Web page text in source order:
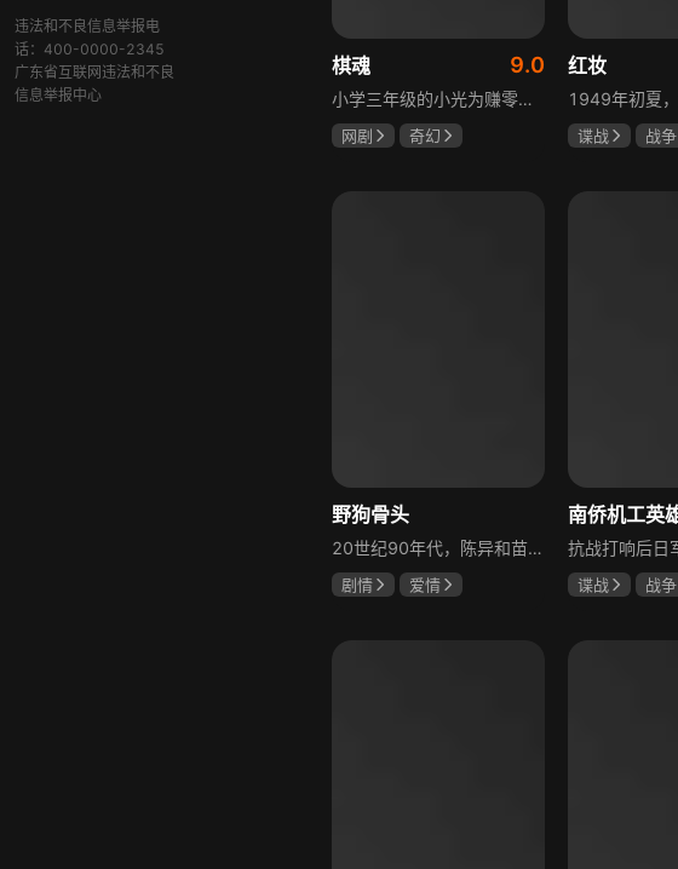
违法和不良信息举报电
话：400-0000-2345
广东省互联网违法和不良
信息举报中心
棋魂 9.0
小学三年级的小光为赚零用钱到爷爷家寻宝，偶然翻出旧棋盘，接触棋盘的一瞬间，附身棋盘中的棋士褚嬴的灵魂进入了小光体内。后来小光在学校围棋会所结识少年天才小亮，为测试褚嬴实力，小光贸然与小亮对弈并小胜，他误以为褚嬴棋力平平，小亮却大受打击。数日后小亮再次挑战，再次惨败在褚嬴手下，二人从此成了相爱相杀的棋坛宿敌。在褚嬴指导下，小光进步神速，逐渐对围棋产生兴趣，最终在全国大赛与小亮激战中，褚嬴下出绝妙一局，小光却看出更高一着，终于在自己努力、褚嬴帮助和与小亮的磨练中，独立对弈，燃起真正的棋魂。
网剧
奇幻
红妆
谍战
战争
野狗骨头
20世纪90年代，陈异和苗靖因父母相识结缘，从充满敌意到彼此依靠，后因家庭变故不得不相依为命。大学时苗靖告白，陈异却因纵火案逼她离开藤城。多年后重逢，陈异为保护苗靖以身入局，两人并肩对抗走私团伙，最终陈异告白，两人终成眷属。
剧情
爱情
谍战
战争